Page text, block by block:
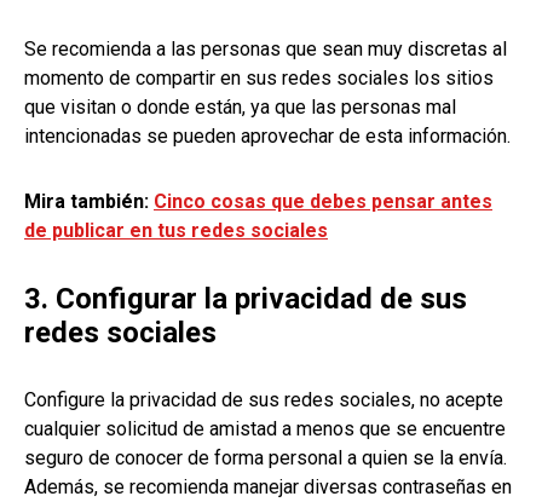
Se recomienda a las personas que sean muy discretas al
momento de compartir en sus redes sociales los sitios
que visitan o donde están, ya que las personas mal
intencionadas se pueden aprovechar de esta información.
Mira también: Cinco cosas que debes pensar antes
de publicar en tus redes sociales
3. Configurar la privacidad de sus
redes sociales
Configure la privacidad de sus redes sociales, no acepte
cualquier solicitud de amistad a menos que se encuentre
seguro de conocer de forma personal a quien se la envía.
Además, se recomienda manejar diversas contraseñas en